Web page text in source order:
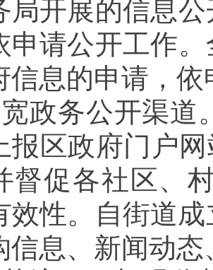
局开展的信息
申请公开工作
信息的申请，
政务公开渠道
报区政府门户
督促各社区、
效性。自街道
信息、新闻动